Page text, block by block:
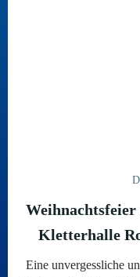
Kletterhalle
Eine unvergessliche